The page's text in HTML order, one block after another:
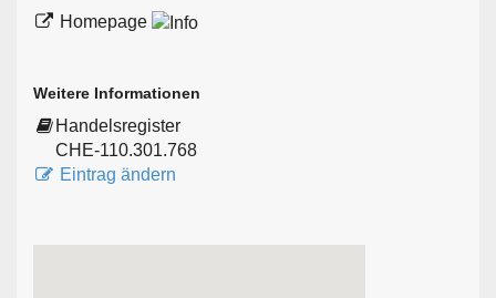
Homepage
Weitere Informationen
Handelsregister
CHE-110.301.768
Eintrag ändern